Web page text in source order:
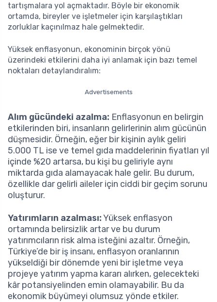
tartışmalara yol açmaktadır. Böyle bir ekonomik
ortamda, bireyler ve işletmeler için karşılaştıkları
zorluklar kaçınılmaz hale gelmektedir.
Yüksek enflasyonun, ekonominin birçok yönü
üzerindeki etkilerini daha iyi anlamak için bazı temel
noktaları detaylandıralım:
Advertisements
Alım gücündeki azalma: Enflasyonun en belirgin
etkilerinden biri, insanların gelirlerinin alım gücünün
düşmesidir. Örneğin, eğer bir kişinin aylık geliri
5.000 TL ise ve temel gıda maddelerinin fiyatları yıl
içinde %20 artarsa, bu kişi bu geliriyle aynı
miktarda gıda alamayacak hale gelir. Bu durum,
özellikle dar gelirli aileler için ciddi bir geçim sorunu
oluşturur.
Yatırımların azalması:Yüksek enflasyon
ortamında belirsizlik artar ve bu durum
yatırımcıların risk alma isteğini azaltır. Örneğin,
Türkiye’de bir iş insanı, enflasyon oranlarının
yükseldiği bir dönemde yeni bir işletme veya
projeye yatırım yapma kararı alırken, gelecekteki
kâr potansiyelinden emin olamayabilir. Bu da
ekonomik büyümeyi olumsuz yönde etkiler.